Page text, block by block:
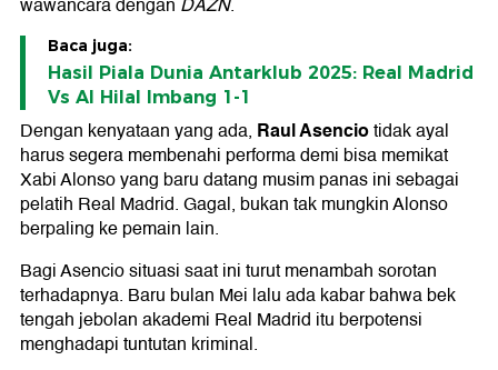
wawancara dengan DAZN.
Baca juga:
Hasil Piala Dunia Antarklub 2025: Real Madrid
Vs Al Hilal Imbang 1-1
Dengan kenyataan yang ada, Raul Asenciotidak ayal
harus segera membenahi performa demi bisa memikat
Xabi Alonso yang baru datang musim panas ini sebagai
pelatih Real Madrid. Gagal, bukan tak mungkin Alonso
berpaling ke pemain lain.
Bagi Asencio situasi saat ini turut menambah sorotan
terhadapnya. Baru bulan Mei lalu ada kabar bahwa bek
tengah jebolan akademi Real Madrid itu berpotensi
menghadapi tuntutan kriminal.